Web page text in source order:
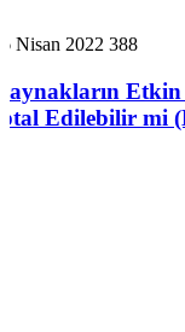
Nisan 2022 388
Etkin
Edilebilir mi